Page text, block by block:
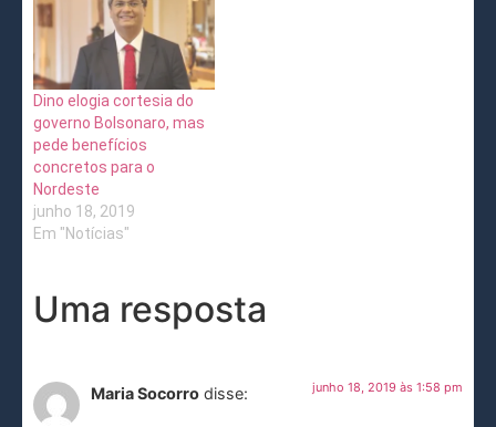
Dino elogia cortesia do
governo Bolsonaro, mas
pede benefícios
concretos para o
Nordeste
junho 18, 2019
Em "Notícias"
Uma resposta
Maria Socorro disse: junho 18, 2019 às 1:58 pm